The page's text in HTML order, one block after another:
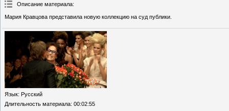
Описание материала:
Мария Кравцова представила новую коллекцию на суд публики.
Язык: Русский
Длительность материала: 00:02:55